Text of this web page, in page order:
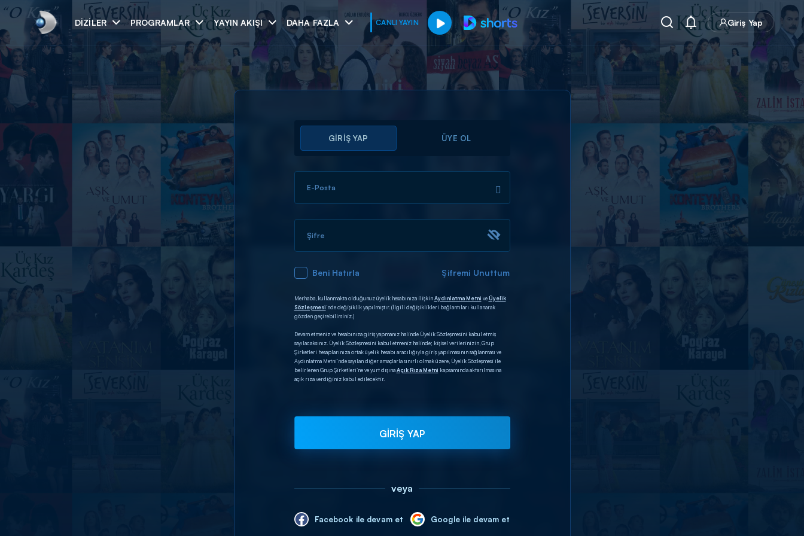
DIZILER PROGRAMLAR YAYIN AKIŞI DAHA FAZLA CANLI YAYIN Giriş Yap
Arama
ARAMA SONUÇLARI
GİRİŞ YAP ÜYE OL
E-Posta
Şifre
Beni Hatırla Şifremi Unuttum
Merhaba, kullanmakta olduğunuz üyelik hesabınıza ilişkinAydınlatma Metni veÜyelik
Sözleşmesi’nde değişiklik yapılmıştır. (İlgili değişiklikleri bağlantıları kullanarak
gözden geçirebilirsiniz.)
Devam etmeniz ve hesabınıza giriş yapmanız halinde Üyelik Sözleşmesini kabul etmiş
sayılacaksınız. Üyelik Sözleşmesini kabul etmeniz halinde; kişisel verilerinizin, Grup
Şirketleri hesaplarınıza ortak üyelik hesabı aracılığıyla giriş yapılmasının sağlanması ve
Aydınlatma Metni’nde sayılan diğer amaçlarla sınırlı olmak üzere, Üyelik Sözleşmesi ile
belirlenen Grup Şirketleri’ne ve yurt dışınaAçık Rıza Metni kapsamında aktarılmasına
açık rıza verdiğiniz kabul edilecektir.
GİRİŞ YAP
veya
Facebook ile devam et Google ile devam et